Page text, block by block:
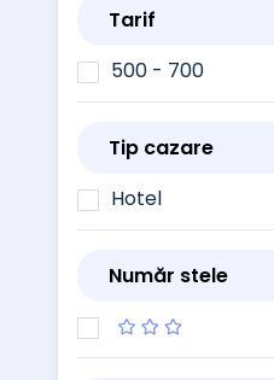
Tarif
500 - 700
Tip cazare
Hotel
Număr stele